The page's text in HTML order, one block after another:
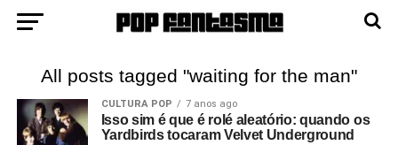
All posts tagged "waiting for the man"
CULTURA POP 7 anos ago
Isso sim é que é rolé aleatório: quando os
Yardbirds tocaram Velvet Underground